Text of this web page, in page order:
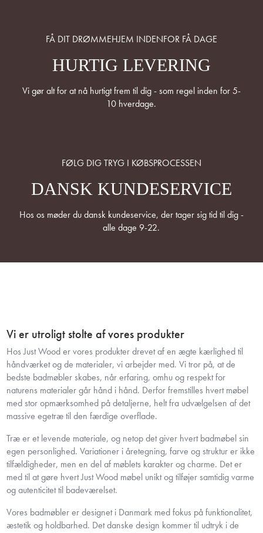
FÅ DIT DRØMMEHJEM INDENFOR FÅ DAGE
HURTIG LEVERING
Vi gør alt for at nå hurtigt frem til dig - som regel inden for 5-
10 hverdage.
FØLG DIG TRYG I KØBSPROCESSEN
DANSK KUNDESERVICE
Hos os møder du dansk kundeservice, der tager sig tid til dig -
alle dage 9-22.
Vi er utroligt stolte af vores produkter
Hos Just Wood er vores produkter drevet af en ægte kærlighed til
håndværket og de materialer, vi arbejder med. Vi tror på, at de
bedste badmøbler skabes, når erfaring, omhu og respekt for
naturens materialer går hånd i hånd. Derfor fremstilles hvert møbel
med stor opmærksomhed på detaljerne, helt fra udvælgelsen af det
massive egetræ til den færdige overflade.
Træ er et levende materiale, og netop det giver hvert badmøbel sin
egen personlighed. Variationer i åretegning, farve og struktur er ikke
tilfældigheder, men en del af møblets karakter og charme. Det er
med til at gøre hvert Just Wood møbel unikt og tilføjer samtidig varme
og autenticitet til badeværelset.
Vores badmøbler er designet i Danmark med fokus på funktionalitet,
æstetik og holdbarhed. Det danske design kommer til udtryk i de